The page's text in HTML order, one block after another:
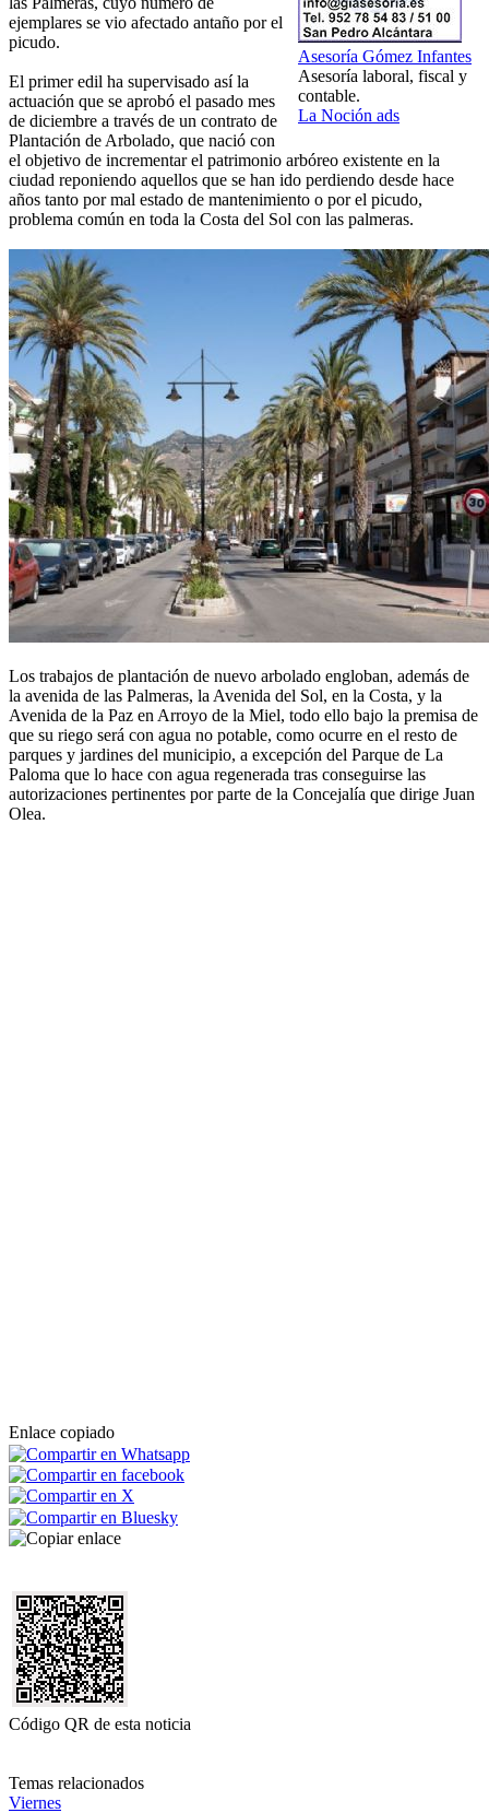
Asesoría Gómez Infantes
Asesoría laboral, fiscal y
contable.
La Noción ads
ejemplares se vio afectado antaño por el
picudo.
El primer edil ha supervisado así la
actuación que se aprobó el pasado mes
de diciembre a través de un contrato de
Plantación de Arbolado, que nació con
el objetivo de incrementar el patrimonio arbóreo existente en la
ciudad reponiendo aquellos que se han ido perdiendo desde hace
años tanto por mal estado de mantenimiento o por el picudo,
problema común en toda la Costa del Sol con las palmeras.
Los trabajos de plantación de nuevo arbolado engloban, además de
la avenida de las Palmeras, la Avenida del Sol, en la Costa, y la
Avenida de la Paz en Arroyo de la Miel, todo ello bajo la premisa de
que su riego será con agua no potable, como ocurre en el resto de
parques y jardines del municipio, a excepción del Parque de La
Paloma que lo hace con agua regenerada tras conseguirse las
autorizaciones pertinentes por parte de la Concejalía que dirige Juan
Olea.
Enlace copiado
Código QR de esta noticia
Temas relacionados
Viernes